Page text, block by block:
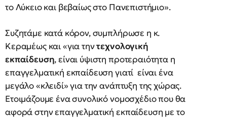
το Λύκειο και βεβαίως στο Πανεπιστήμιο».
Συζητάμε κατά κόρον, συμπλήρωσε η κ.
Κεραμέως και «για τηντεχνολογική
εκπαίδευση, είναι ύψιστη προτεραιότητα η
επαγγελματική εκπαίδευση γιατί είναι ένα
μεγάλο «κλειδί» για την ανάπτυξη της χώρας.
Ετοιμάζουμε ένα συνολικό νομοσχέδιο που θα
αφορά στην επαγγελματική εκπαίδευση με το